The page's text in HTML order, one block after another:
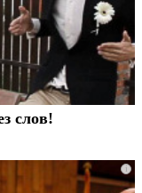
слов!
i